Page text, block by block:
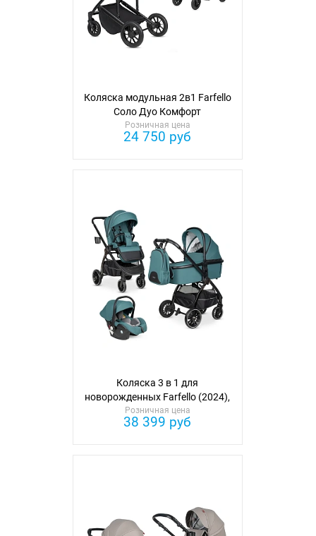
Коляска модульная 2в1 Farfello
Соло Дуо Комфорт
Розничная цена
24 750 руб
Коляска 3 в 1 для
новорожденных Farfello (2024),
арт. CML
Розничная цена
38 399 руб